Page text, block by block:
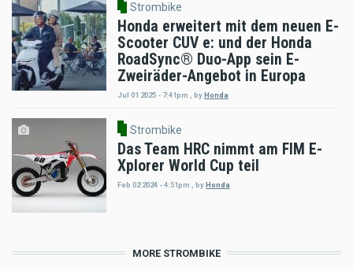
Strombike
Honda erweitert mit dem neuen E-
Scooter CUV e: und der Honda
RoadSync® Duo-App sein E-
Zweiräder-Angebot in Europa
Jul 01 2025 - 7:41pm , by Honda
Strombike
Das Team HRC nimmt am FIM E-
Xplorer World Cup teil
Feb 02 2024 - 4:51pm byHonda
MORE STROMBIKE